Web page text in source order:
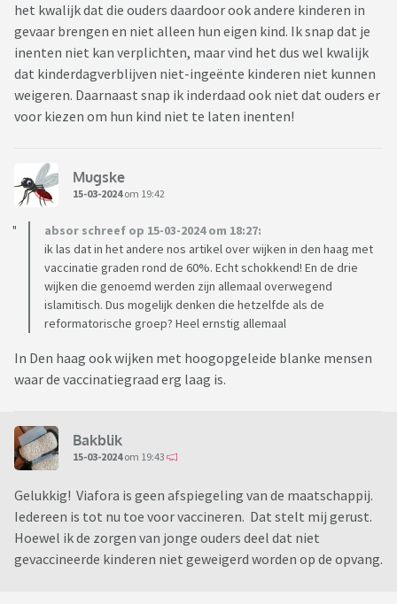
het kwalijk dat die ouders daardoor ook andere kinderen in
gevaar brengen en niet alleen hun eigen kind. Ik snap dat je
inenten niet kan verplichten, maar vind het dus wel kwalijk
dat kinderdagverblijven niet-ingeënte kinderen niet kunnen
weigeren. Daarnaast snap ik inderdaad ook niet dat ouders er
voor kiezen om hun kind niet te laten inenten!
Mugske
15-03-2024om 19:42
absor schreef op 15-03-2024 om 18:27:
ik las dat in het andere nos artikel over wijken in den haag met
vaccinatie graden rond de 60%. Echt schokkend! En de drie
wijken die genoemd werden zijn allemaal overwegend
islamitisch. Dus mogelijk denken die hetzelfde als de
reformatorische groep? Heel ernstig allemaal
In Den haag ook wijken met hoogopgeleide blanke mensen
waar de vaccinatiegraad erg laag is.
Bakblik
15-03-2024om 19:43
Gelukkig! Viafora is geen afspiegeling van de maatschappij.
Iedereen is tot nu toe voor vaccineren. Dat stelt mij gerust.
Hoewel ik de zorgen van jonge ouders deel dat niet
gevaccineerde kinderen niet geweigerd worden op de opvang.